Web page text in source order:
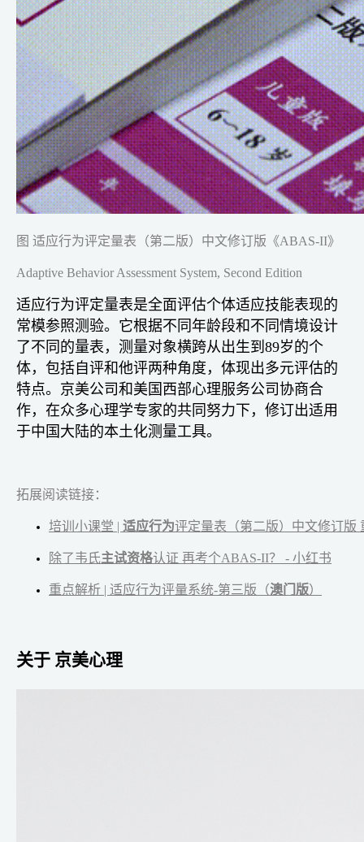
图 适应行为评定量表（第二版）中文修订版《ABAS-II》
Adaptive Behavior Assessment System, Second Edition
适应行为评定量表是全面评估个体适应技能表现的
常模参照测验。它根据不同年龄段和不同情境设计
了不同的量表，测量对象横跨从出生到89岁的个
体，包括自评和他评两种角度，体现出多元评估的
特点。京美公司和美国西部心理服务公司协商合
作，在众多心理学专家的共同努力下，修订出适用
于中国大陆的本土化测量工具。
拓展阅读链接：
培训小课堂 | 适应行为评定量表（第二版）中文修订版
除了韦氏主试资格认证 再考个ABAS-II？ - 小红书
重点解析 | 适应行为评量系统-第三版（澳门版）
关于 京美心理